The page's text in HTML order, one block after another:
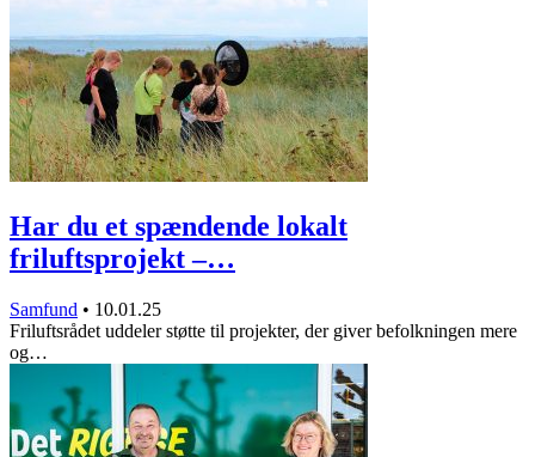
Har du et spændende lokalt
friluftsprojekt –…
Samfund • 10.01.25
Friluftsrådet uddeler støtte til projekter, der giver befolkningen mere
og…